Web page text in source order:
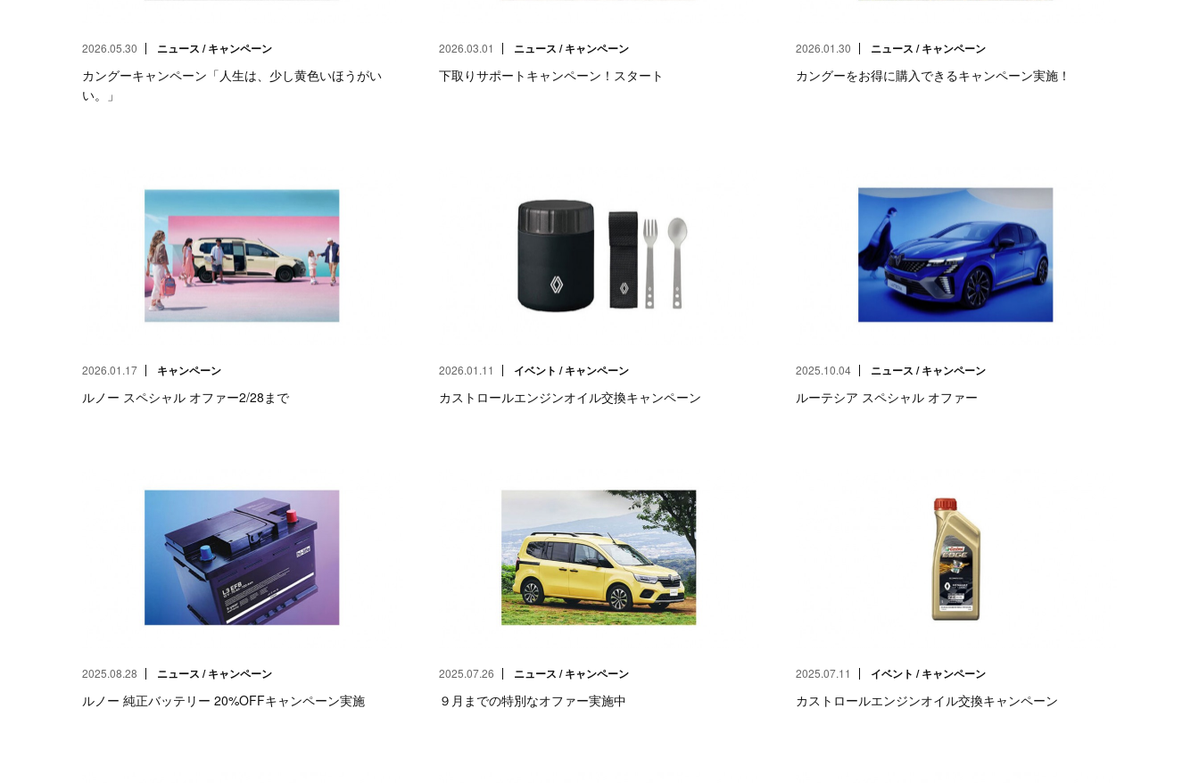
2026.05.30 ニュース / キャンペーン
カングーキャンペーン「人生は、少し黄色いほうがい
い。」
2026.03.01 ニュース / キャンペーン
下取りサポートキャンペーン！スタート
2026.01.30 ニュース / キャンペーン
カングーをお得に購入できるキャンペーン実施！
2026.01.17 キャンペーン
ルノー スペシャル オファー2/28まで
2026.01.11 イベント / キャンペーン
カストロールエンジンオイル交換キャンペーン
2025.10.04 ニュース / キャンペーン
ルーテシア スペシャル オファー
2025.08.28 ニュース / キャンペーン
ルノー 純正バッテリー 20%OFFキャンペーン実施
2025.07.26 ニュース / キャンペーン
９月までの特別なオファー実施中
2025.07.11 イベント / キャンペーン
カストロールエンジンオイル交換キャンペーン